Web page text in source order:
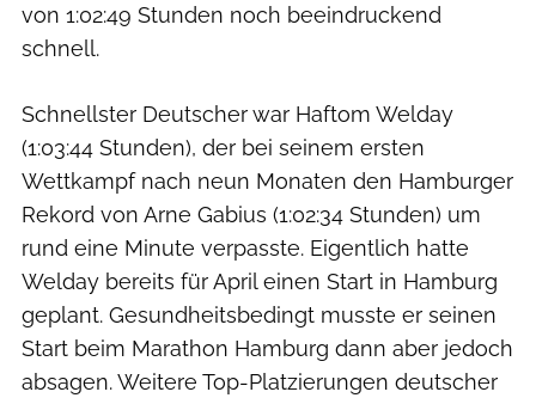
von 1:02:49 Stunden noch beeindruckend
schnell.
Schnellster Deutscher war Haftom Welday
(1:03:44 Stunden), der bei seinem ersten
Wettkampf nach neun Monaten den Hamburger
Rekord von Arne Gabius (1:02:34 Stunden) um
rund eine Minute verpasste. Eigentlich hatte
Welday bereits für April einen Start in Hamburg
geplant. Gesundheitsbedingt musste er seinen
Start beim Marathon Hamburg dann aber jedoch
absagen. Weitere Top-Platzierungen deutscher